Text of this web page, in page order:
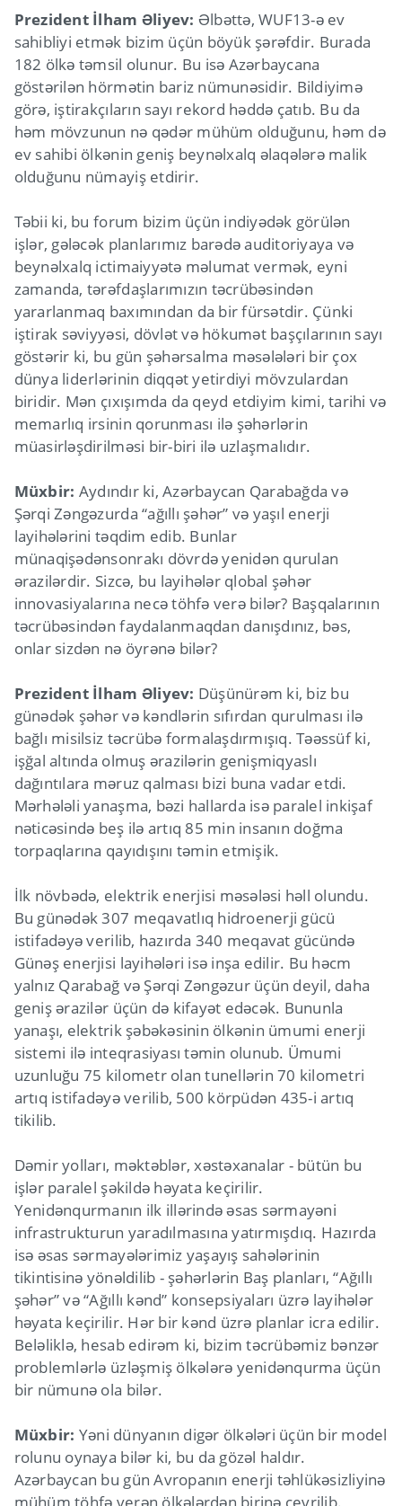
Prezident İlham Əliyev: Əlbəttə, WUF13-ə ev
sahibliyi etmək bizim üçün böyük şərəfdir. Burada
182 ölkə təmsil olunur. Bu isə Azərbaycana
göstərilən hörmətin bariz nümunəsidir. Bildiyimə
görə, iştirakçıların sayı rekord həddə çatıb. Bu da
həm mövzunun nə qədər mühüm olduğunu, həm də
ev sahibi ölkənin geniş beynəlxalq əlaqələrə malik
olduğunu nümayiş etdirir.
Təbii ki, bu forum bizim üçün indiyədək görülən
işlər, gələcək planlarımız barədə auditoriyaya və
beynəlxalq ictimaiyyətə məlumat vermək, eyni
zamanda, tərəfdaşlarımızın təcrübəsindən
yararlanmaq baxımından da bir fürsətdir. Çünki
iştirak səviyyəsi, dövlət və hökumət başçılarının sayı
göstərir ki, bu gün şəhərsalma məsələləri bir çox
dünya liderlərinin diqqət yetirdiyi mövzulardan
biridir. Mən çıxışımda da qeyd etdiyim kimi, tarihi və
memarlıq irsinin qorunması ilə şəhərlərin
müasirləşdirilməsi bir-biri ilə uzlaşmalıdır.
Müxbir: Aydındır ki, Azərbaycan Qarabağda və
Şərqi Zəngəzurda “ağıllı şəhər” və yaşıl enerji
layihələrini təqdim edib. Bunlar
münaqişədənsonrakı dövrdə yenidən qurulan
ərazilərdir. Sizcə, bu layihələr qlobal şəhər
innovasiyalarına necə töhfə verə bilər? Başqalarının
təcrübəsindən faydalanmaqdan danışdınız, bəs,
onlar sizdən nə öyrənə bilər?
Prezident İlham Əliyev: Düşünürəm ki, biz bu
günədək şəhər və kəndlərin sıfırdan qurulması ilə
bağlı misilsiz təcrübə formalaşdırmışıq. Təəssüf ki,
işğal altında olmuş ərazilərin genişmiqyaslı
dağıntılara məruz qalması bizi buna vadar etdi.
Mərhələli yanaşma, bəzi hallarda isə paralel inkişaf
nəticəsində beş ilə artıq 85 min insanın doğma
torpaqlarına qayıdışını təmin etmişik.
İlk növbədə, elektrik enerjisi məsələsi həll olundu.
Bu günədək 307 meqavatlıq hidroenerji gücü
istifadəyə verilib, hazırda 340 meqavat gücündə
Günəş enerjisi layihələri isə inşa edilir. Bu həcm
yalnız Qarabağ və Şərqi Zəngəzur üçün deyil, daha
geniş ərazilər üçün də kifayət edəcək. Bununla
yanaşı, elektrik şəbəkəsinin ölkənin ümumi enerji
sistemi ilə inteqrasiyası təmin olunub. Ümumi
uzunluğu 75 kilometr olan tunellərin 70 kilometri
artıq istifadəyə verilib, 500 körpüdən 435-i artıq
tikilib.
Dəmir yolları, məktəblər, xəstəxanalar - bütün bu
işlər paralel şəkildə həyata keçirilir.
Yenidənqurmanın ilk illərində əsas sərmayəni
infrastrukturun yaradılmasına yatırmışdıq. Hazırda
isə əsas sərmayələrimiz yaşayış sahələrinin
tikintisinə yönəldilib - şəhərlərin Baş planları, “Ağıllı
şəhər” və “Ağıllı kənd” konsepsiyaları üzrə layihələr
həyata keçirilir. Hər bir kənd üzrə planlar icra edilir.
Beləliklə, hesab edirəm ki, bizim təcrübəmiz bənzər
problemlərlə üzləşmiş ölkələrə yenidənqurma üçün
bir nümunə ola bilər.
Müxbir: Yəni dünyanın digər ölkələri üçün bir model
rolunu oynaya bilər ki, bu da gözəl haldır.
Azərbaycan bu gün Avropanın enerji təhlükəsizliyinə